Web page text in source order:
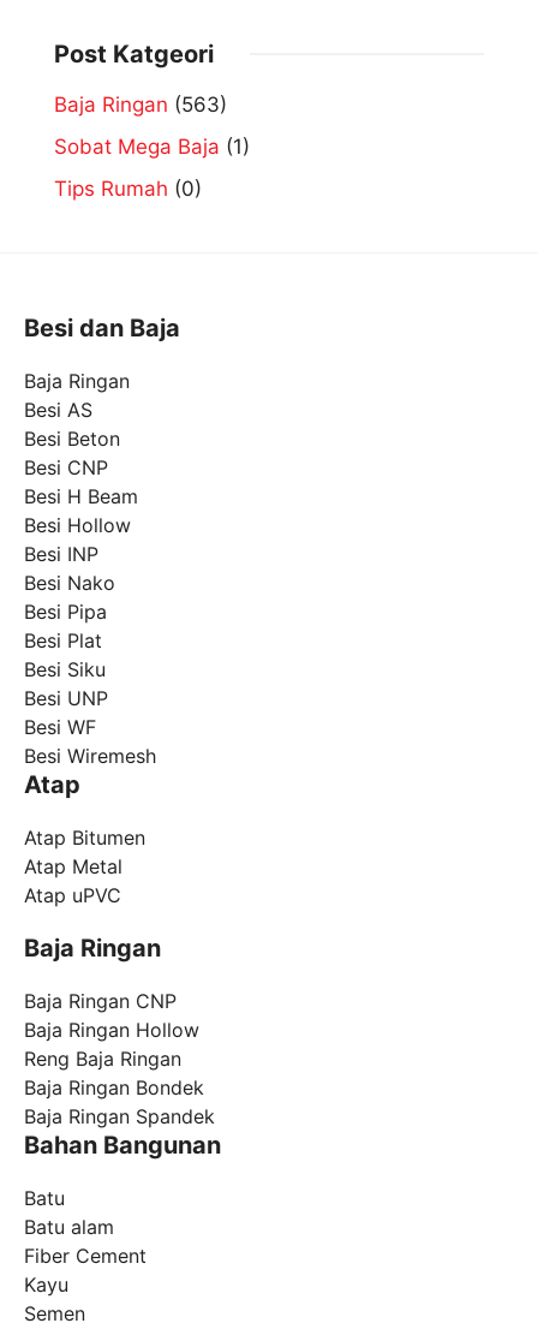
Post Katgeori
Baja Ringan (563)
Sobat Mega Baja (1)
Tips Rumah (0)
Besi dan Baja
Baja Ringan
Besi AS
Besi Beton
Besi CNP
Besi H Beam
Besi Hollow
Besi INP
Besi Nako
Besi Pipa
Besi Plat
Besi Siku
Besi UNP
Besi WF
Besi Wiremesh
Atap
Atap Bitumen
Atap Metal
Atap uPVC
Baja Ringan
Baja Ringan CNP
Baja Ringan Hollow
Reng Baja Ringan
Baja Ringan Bondek
Baja Ringan Spandek
Bahan Bangunan
Batu
Batu alam
Fiber Cement
Kayu
Semen